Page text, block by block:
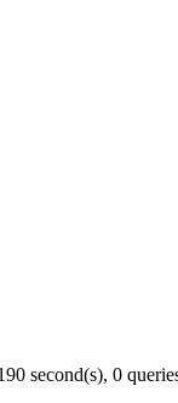
second(s), 0